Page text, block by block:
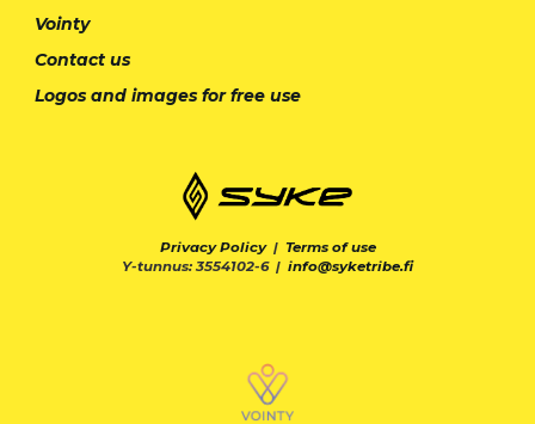
Vointy
Contact us
Logos and images for free use
Privacy Policy| Terms of use
Y-tunnus: 3554102-6 | info@syketribe.fi